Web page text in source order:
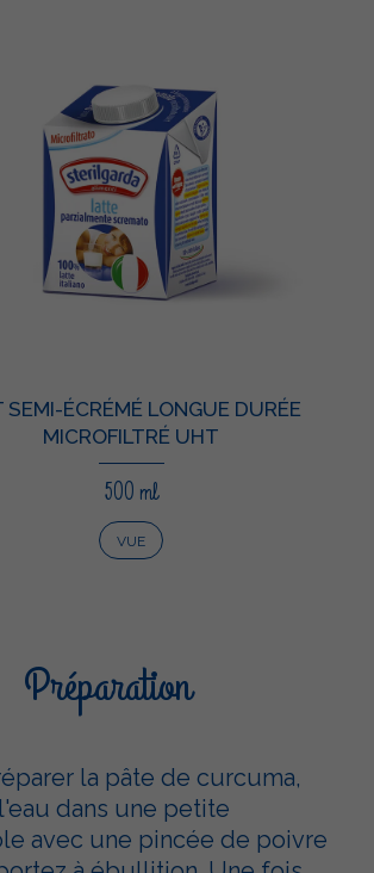
SEMI-ÉCRÉMÉ LONGUE DURÉE
MICROFILTRÉ UHT
500 ml
VUE
Préparation
la pâte de curcuma,
dans une petite
avec une pincée de poivre